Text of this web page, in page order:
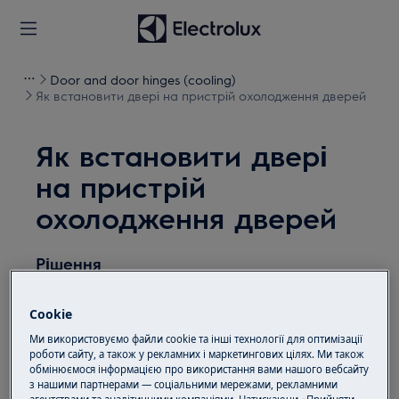
Door and door hinges (cooling)
Як встановити двері на пристрій охолодження дверей
Як встановити двері
на пристрій
охолодження дверей
Рішення
обслуговування вимкніть прилад і від'єднайте
штепсельну вилку відрозетки.
Завжди будьте обережні, пересуваючи
Cookie
Ми використовуємо файли cookie та інші технології для оптимізації
роботи сайту, а також у рекламних і маркетингових цілях. Ми також
обмінюємося інформацією про використання вами нашого вебсайту
з нашими партнерами — соціальними мережами, рекламними